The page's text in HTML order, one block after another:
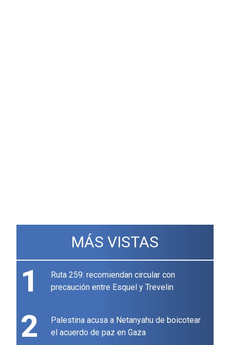
MÁS VISTAS
1
Ruta 259: recomiendan circular con
precaución entre Esquel y Trevelin
2
Palestina acusa a Netanyahu de boicotear
el acuerdo de paz en Gaza